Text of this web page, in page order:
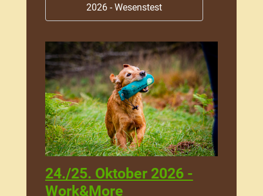
2026 - Wesenstest
24./25. Oktober 2026 -
Work&More